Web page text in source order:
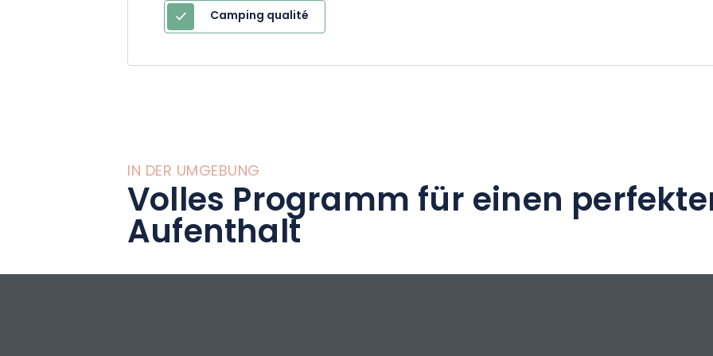
Camping qualité
IN DER UMGEBUNG
Volles Programm für einen
Aufenthalt